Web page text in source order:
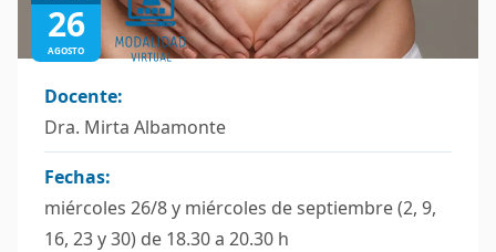
26
AGOSTO
Docente:
Dra. Mirta Albamonte
Fechas:
miércoles 26/8 y miércoles de septiembre (2, 9,
16, 23 y 30) de 18.30 a 20.30 h